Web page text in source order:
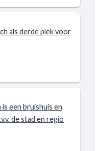
als derde plek voor
een bruishuis en
de stad en regio